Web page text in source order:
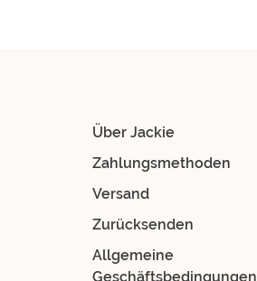
Über Jackie
Zahlungsmethoden
Versand
Zurücksenden
Allgemeine
Geschäftsbedingungen